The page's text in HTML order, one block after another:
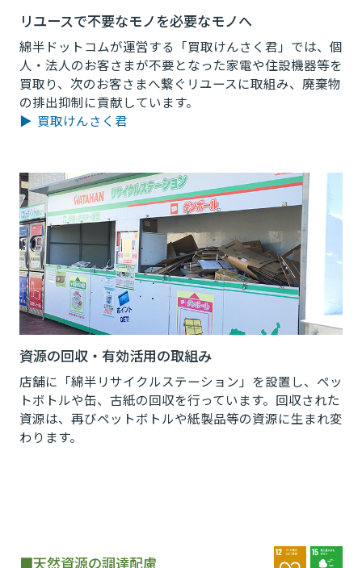
リユースで不要なモノを必要なモノへ
綿半ドットコムが運営する「買取けんさく君」では、個
人・法人のお客さまが不要となった家電や住設機器等を
買取り、次のお客さまへ繋ぐリユースに取組み、廃棄物
の排出抑制に貢献しています。
▶ 買取けんさく君
資源の回収・有効活用の取組み
店舗に「綿半リサイクルステーション」を設置し、ペッ
トボトルや缶、古紙の回収を行っています。回収された
資源は、再びペットボトルや紙製品等の資源に生まれ変
わります。
■天然資源の調達配慮